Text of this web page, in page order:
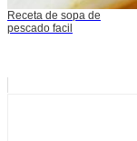
Receta de sopa de
pescado facil